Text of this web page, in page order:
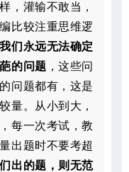
，灌输不敢当，
比较注重思维逻
我们永远无法确定
的问题 ，这些问
问题都有，这是
量。从小到大，
每一次考试，教
出题时不要考超
出的题，则无范